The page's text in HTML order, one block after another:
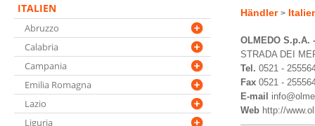
ITALIEN
Abruzzo
Calabria
Campania
Emilia Romagna
Lazio
Liguria
Händler >
OLMEDO S.p.A.
STRADA DEI
Tel. 0521 -
Fax 0521 -
E-mail
Web http://